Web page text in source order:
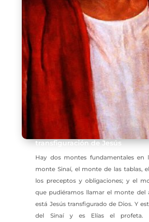
transfiguración de Jesús
Hay dos montes fundamentales en
monte Sinaí, el monte de las tablas,
los preceptos y obligaciones; y el
que pudiéramos llamar el monte del
está Jesús transfigurado de Dios. Y
del Sinaí y es Elías el profeta.